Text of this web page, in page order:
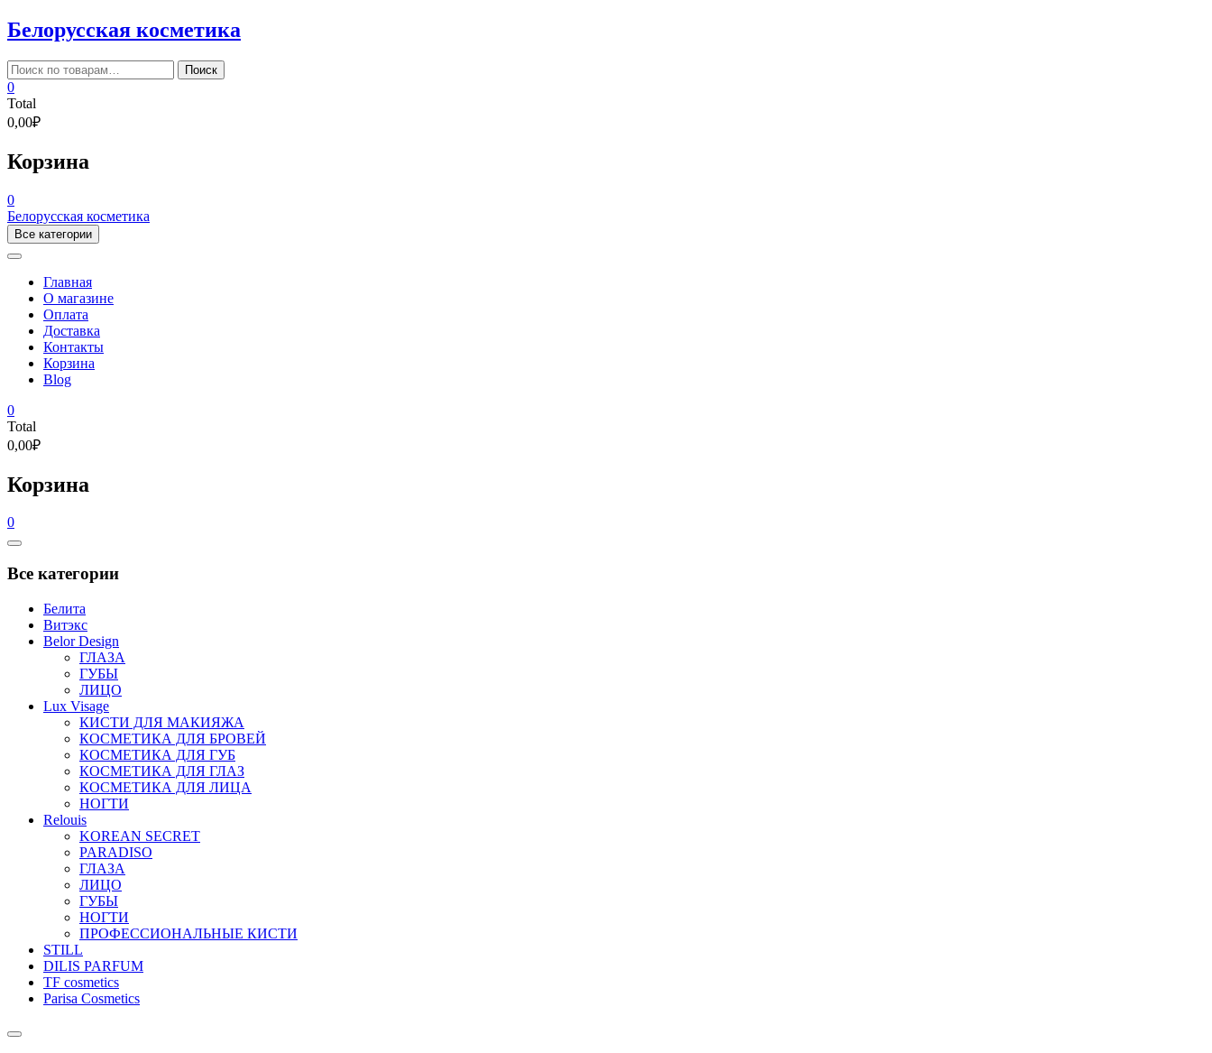
Skip
to
content
Белорусская косметика
Искать: Поиск
0
Total
0,00₽
Корзина
0
Белорусская косметика
Все категории
Главная
О магазине
Оплата
Доставка
Контакты
Корзина
Blog
0
Total
0,00₽
Корзина
0
Catalog
Все категории
Белита
Витэкс
Belor Design
ГЛАЗА
ГУБЫ
ЛИЦО
Lux Visage
КИСТИ ДЛЯ МАКИЯЖА
КОСМЕТИКА ДЛЯ БРОВЕЙ
КОСМЕТИКА ДЛЯ ГУБ
КОСМЕТИКА ДЛЯ ГЛАЗ
КОСМЕТИКА ДЛЯ ЛИЦА
НОГТИ
Relouis
KOREAN SECRET
PARADISO
ГЛАЗА
ЛИЦО
ГУБЫ
НОГТИ
ПРОФЕССИОНАЛЬНЫЕ КИСТИ
STILL
DILIS PARFUM
TF cosmetics
Parisa Cosmetics
Catalog